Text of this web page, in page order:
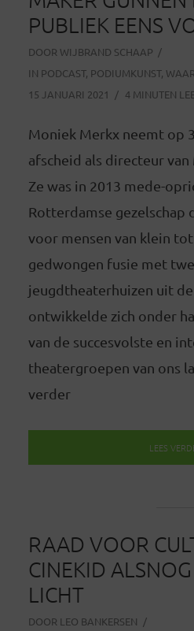
PUBLIEK EENS
DOOR WIJBRAND SCHAAP
IN PODCAST, PODIUMKUNST,
15 JANUARI 2021
4 MINUTEN
Moniek Merkx neemt op
afscheid als directeur van
Ze was in 2013 mede-
Rotterdamse gezelschap
voor mensen van klein
gedwongen fusie met
jeugdtheaterhuizen uit de
ontwikkelde zich onder
van de succesvolste en
theatergroepen van ons
verder
LEES
RAAD VOOR
CINEKID
LICHT
DOOR LEO BANKERSEN